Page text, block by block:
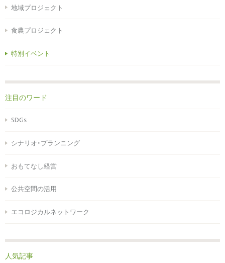
地域プロジェクト
食農プロジェクト
特別イベント
注目のワード
SDGs
シナリオ・プランニング
おもてなし経営
公共空間の活用
エコロジカルネットワーク
人気記事